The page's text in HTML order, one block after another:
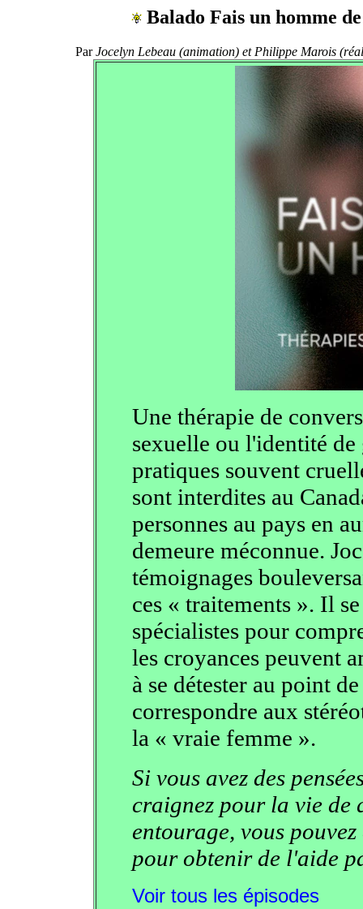
Balado Fais un homme
ParJocelyn Lebeau (animation) et Philippe Marois
Une thérapie de
sexuelle ou l'identité de
pratiques souvent
sont interdites au
personnes au pays en
demeure méconnue.
témoignages
ces « traitements ». Il
spécialistes pour
les croyances peuvent
à se détester au point
correspondre aux
la « vraie femme ».
Si vous avez des
craignez pour la vie de
entourage, vous
pour obtenir de l'aide
Voir tous les épisodes